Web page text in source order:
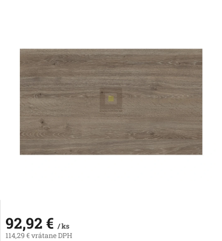
92,92 € / ks
114,29 € vrátane DPH